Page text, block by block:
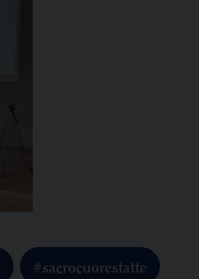
#sacrocuorestatte